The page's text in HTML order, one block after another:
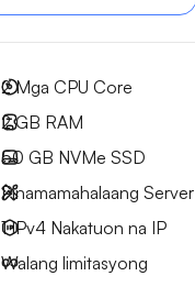
2Mga CPU Core
2 GB RAM
50 GB NVMe SSD
Pinamamahalaang Server
1 IPv4 Nakatuon na IP
Walang limitasyong